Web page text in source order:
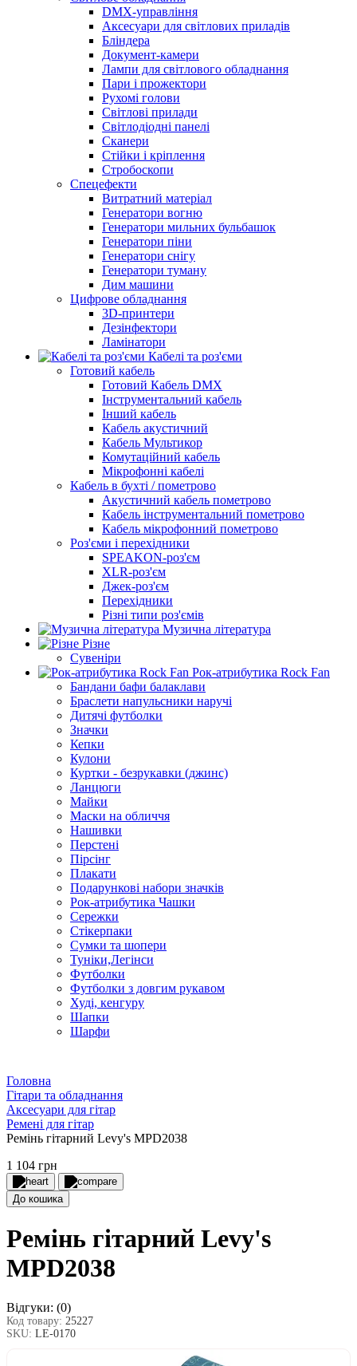
DMX-управління
Аксесуари для світлових приладів
Бліндера
Документ-камери
Лампи для світлового обладнання
Пари і прожектори
Рухомі голови
Світлові прилади
Світлодіодні панелі
Сканери
Стійки і кріплення
Стробоскопи
Спецефекти
Витратний матеріал
Генератори вогню
Генератори мильних бульбашок
Генератори піни
Генератори снігу
Генератори туману
Дим машини
Цифрове обладнання
3D-принтери
Дезінфектори
Ламінатори
Кабелі та роз'єми
Готовий кабель
Готовий Кабель DMX
Інструментальний кабель
Інший кабель
Кабель акустичний
Кабель Мультикор
Комутаційний кабель
Мікрофонні кабелі
Кабель в бухті / пометрово
Акустичний кабель пометрово
Кабель інструментальний пометрово
Кабель мікрофонний пометрово
Роз'єми і перехідники
SPEAKON-роз'єм
XLR-роз'єм
Джек-роз'єм
Перехідники
Різні типи роз'ємів
Музична література
Різне
Сувеніри
Рок-атрибутика Rock Fan
Бандани бафи балаклави
Браслети напульсники наручі
Дитячі футболки
Значки
Кепки
Кулони
Куртки - безрукавки (джинс)
Ланцюги
Майки
Маски на обличчя
Нашивки
Перстені
Пірсінг
Плакати
Подарункові набори значків
Рок-атрибутика Чашки
Сережки
Стікерпаки
Сумки та шопери
Туніки,Легінси
Футболки
Футболки з довгим рукавом
Худі, кенгуру
Шапки
Шарфи
Головна
Гітари та обладнання
Аксесуари для гітар
Ремені для гітар
Ремінь гітарний Levy's MPD2038
1 104 грн
До кошика
Ремінь гітарний Levy's
MPD2038
Відгуки: (0)
Код товару: 25227
SKU: LE-0170